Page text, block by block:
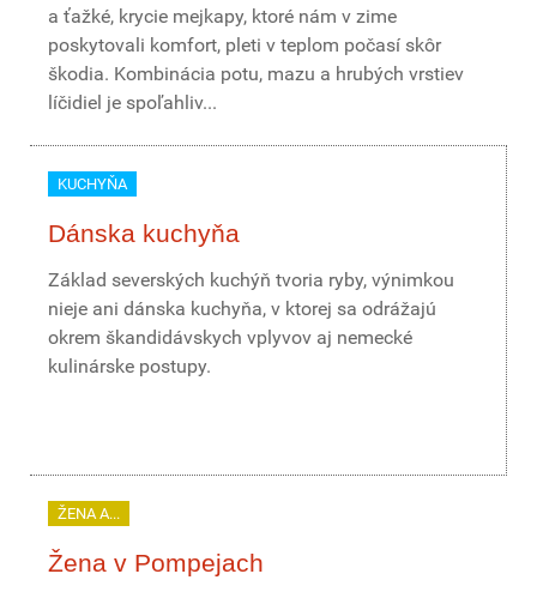
a ťažké, krycie mejkapy, ktoré nám v zime
poskytovali komfort, pleti v teplom počasí skôr
škodia. Kombinácia potu, mazu a hrubých vrstiev
líčidiel je spoľahliv...
KUCHYŇA
Dánska kuchyňa
Základ severských kuchýň tvoria ryby, výnimkou
nieje ani dánska kuchyňa, v ktorej sa odrážajú
okrem škandidávskych vplyvov aj nemecké
kulinárske postupy.
ŽENA A...
Žena v Pompejach